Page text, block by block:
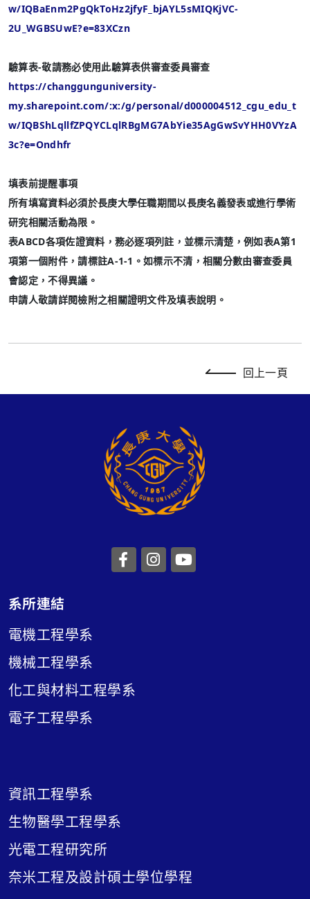
w/IQBaEnm2PgQkToHz2jfyF_bjAYL5sMIQKjVC-
2U_WGBSUwE?e=83XCzn
驗算表-敬請務必使用此驗算表供審查委員審查
https://changgunguniversity-
my.sharepoint.com/:x:/g/personal/d000004512_cgu_edu_t
w/IQBShLqllfZPQYCLqlRBgMG7AbYie35AgGwSvYHH0VYzA
3c?e=Ondhfr
填表前提醒事項
所有填寫資料必須於長庚大學任職期間以長庚名義發表或進行學術
研究相關活動為限。
表ABCD各項佐證資料，務必逐項列註，並標示清楚，例如表A第1
項第一個附件，請標註A-1-1。如標示不清，相關分數由審查委員
會認定，不得異議。
申請人敬請詳閱檢附之相關證明文件及填表說明。
回上一頁
前往長庚大學facebook
前往長庚大學
系所連結
電機工程學系
機械工程學系
化工與材料工程學系
電子工程學系
資訊工程學系
生物醫學工程學系
光電工程研究所
奈米工程及設計碩士學位學程